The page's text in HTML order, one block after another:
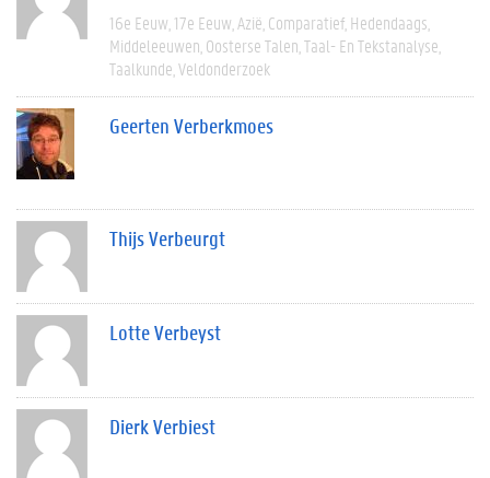
16e Eeuw 17e Eeuw Azië Comparatief Hedendaags
Middeleeuwen Oosterse Talen Taal- En Tekstanalyse
Taalkunde Veldonderzoek
Geerten Verberkmoes
Thijs Verbeurgt
Lotte Verbeyst
Dierk Verbiest